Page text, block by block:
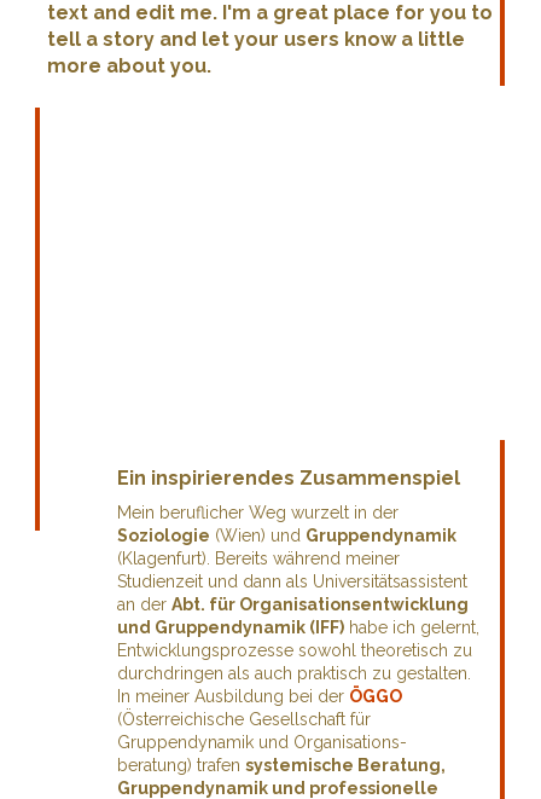
text and edit me. I'm a great place for you to
tell a story and let your users know a little
more about you.
Ein inspirierendes Zusammenspiel
Mein beruflicher Weg wurzelt in der
Soziologie (Wien) und Gruppendynamik
(Klagenfurt). Bereits während meiner
Studienzeit und dann als Universitätsassistent
an derAbt. für Organisationsentwicklung
und Gruppendynamik (IFF) habe ich gelernt,
Entwicklungsprozesse sowohl theoretisch zu
durchdringen als auch praktisch zu gestalten.
In meiner Ausbildung bei der ÖGGO
(Österreichische Gesellschaft für
Gruppendynamik und Organisations-
beratung) trafensystemische Beratung,
Gruppendynamik und professionelle